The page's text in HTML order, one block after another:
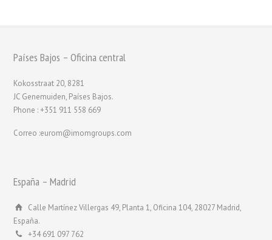
Países Bajos – Oficina central
Kokosstraat 20, 8281
JC Genemuiden, Países Bajos.
Phone : +351 911 558 669
Correo :eurom@imomgroups.com
España – Madrid
Calle Martínez Villergas 49, Planta 1, Oficina 104, 28027 Madrid,
España.
+34 691 097 762